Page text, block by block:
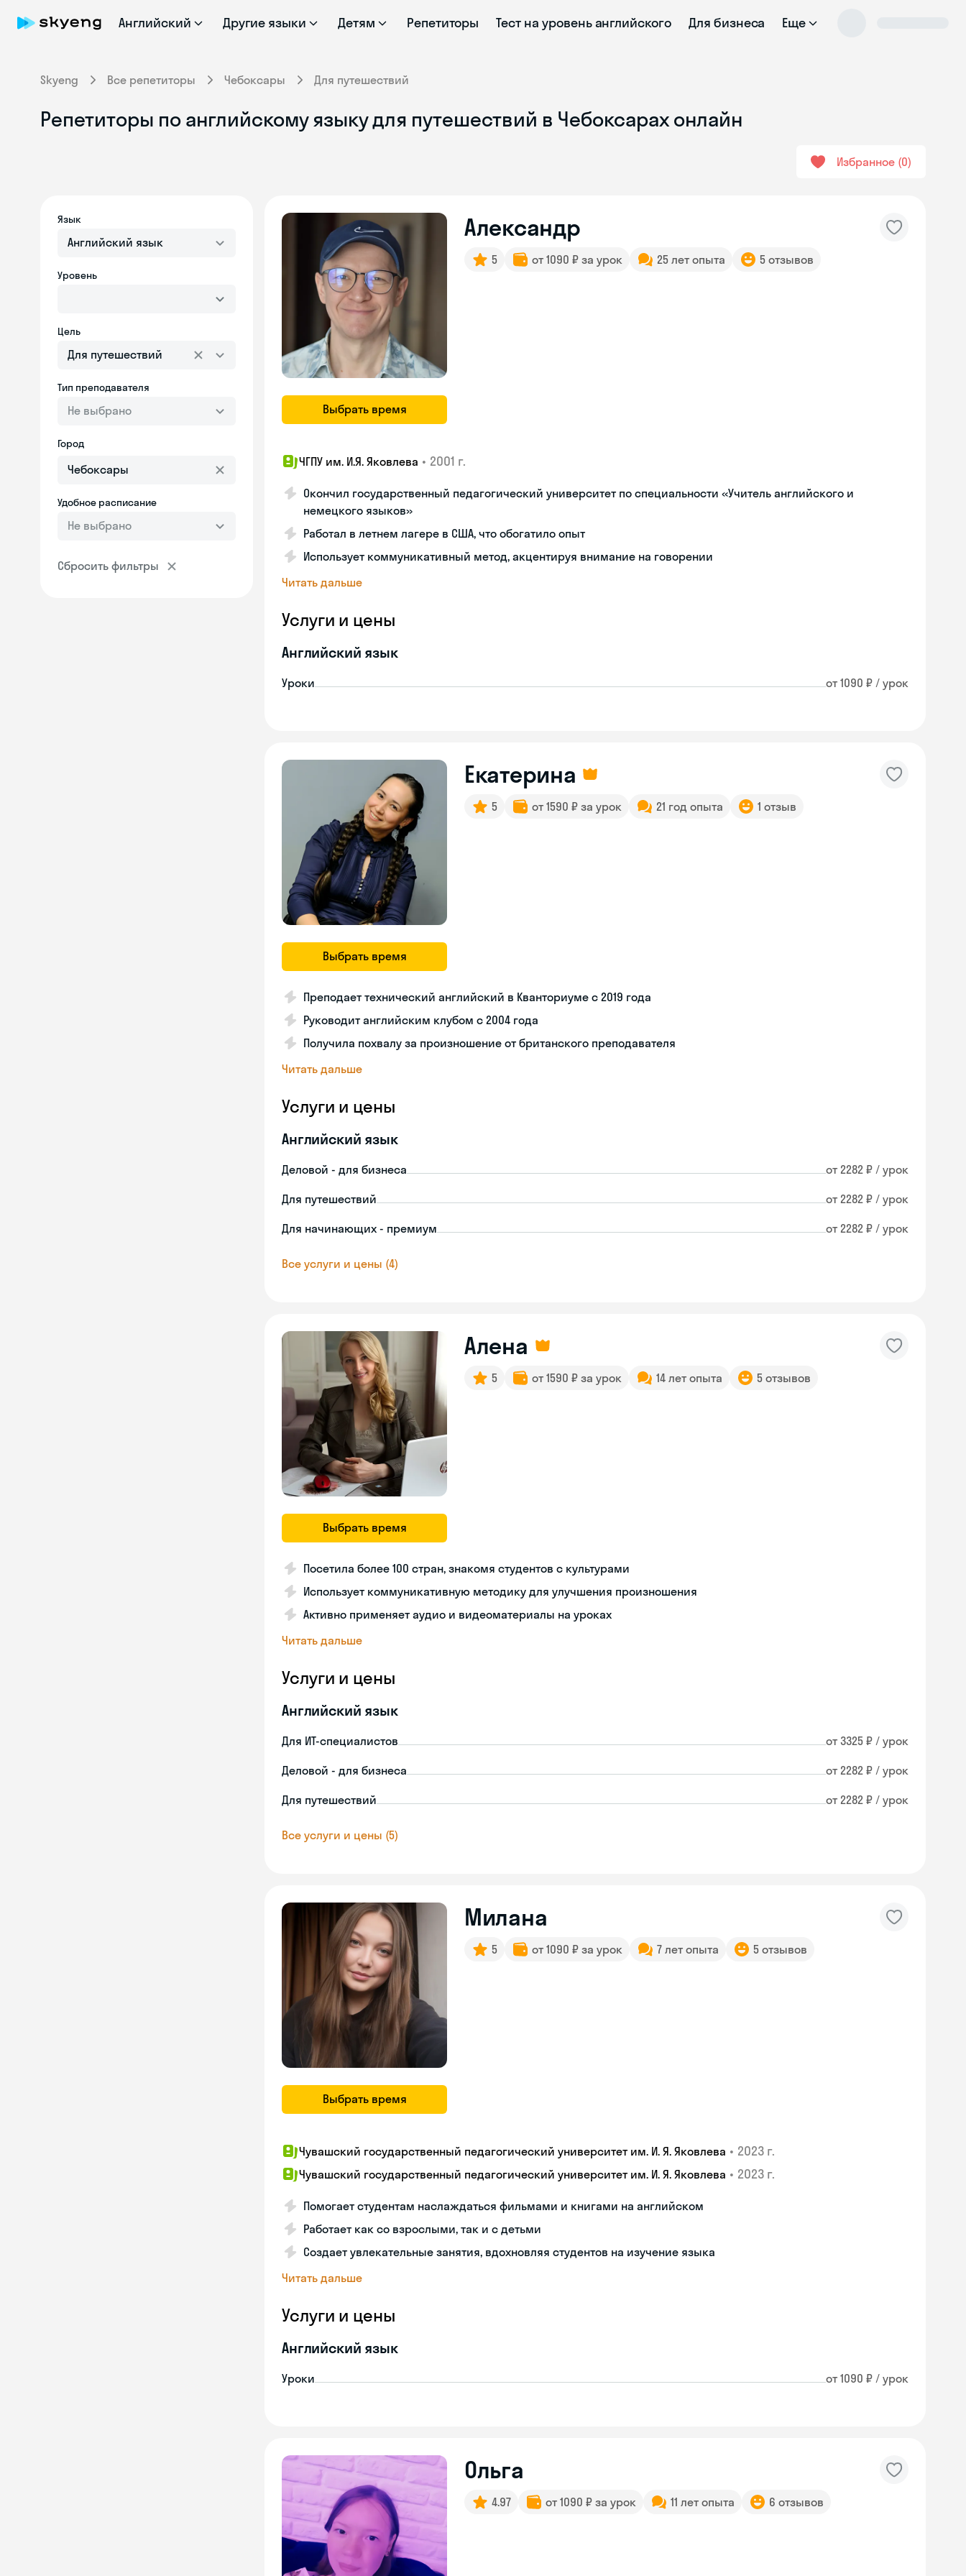
Английский Другие языки Детям Репетиторы Тест на уровень английского Для бизнеса Еще
Skyeng Все репетиторы Чебоксары Для путешествий
Репетиторы по английскому языку для путешествий в Чебоксарах онлайн
Избранное 0
Язык
Английский язык
Уровень
Цель
Для путешествий
Тип преподавателя
Не выбрано
Город
Удобное расписание
Не выбрано
Сбросить фильтры
Выбрать время
Александр
5 от 1090 ₽ за урок 25 лет опыта 5 отзывов
ЧГПУ им. И.Я. Яковлева • 2001 г.
Окончил государственный педагогический университет по специальности «Учитель английского и
немецкого языков»
Работал в летнем лагере в США, что обогатило опыт
Использует коммуникативный метод, акцентируя внимание на говорении
Читать дальше
Услуги и цены
Английский язык
Уроки от 1090 ₽ / урок
Выбрать время
Екатерина
5 от 1590 ₽ за урок 21 год опыта 1 отзыв
Преподает технический английский в Кванториуме с 2019 года
Руководит английским клубом с 2004 года
Получила похвалу за произношение от британского преподавателя
Читать дальше
Услуги и цены
Английский язык
Деловой - для бизнеса от 2282 ₽ / урок
Для путешествий от 2282 ₽ / урок
Для начинающих - премиум от 2282 ₽ / урок
Все услуги и цены (4)
Выбрать время
Алена
5 от 1590 ₽ за урок 14 лет опыта 5 отзывов
Посетила более 100 стран, знакомя студентов с культурами
Использует коммуникативную методику для улучшения произношения
Активно применяет аудио и видеоматериалы на уроках
Читать дальше
Услуги и цены
Английский язык
Для ИТ-специалистов от 3325 ₽ / урок
Деловой - для бизнеса от 2282 ₽ / урок
Для путешествий от 2282 ₽ / урок
Все услуги и цены (5)
Выбрать время
Милана
5 от 1090 ₽ за урок 7 лет опыта 5 отзывов
Чувашский государственный педагогический университет им. И. Я. Яковлева • 2023 г.
Чувашский государственный педагогический университет им. И. Я. Яковлева • 2023 г.
Помогает студентам наслаждаться фильмами и книгами на английском
Работает как со взрослыми, так и с детьми
Создает увлекательные занятия, вдохновляя студентов на изучение языка
Читать дальше
Услуги и цены
Английский язык
Уроки от 1090 ₽ / урок
Ольга
4.97 от 1090 ₽ за урок 11 лет опыта 6 отзывов